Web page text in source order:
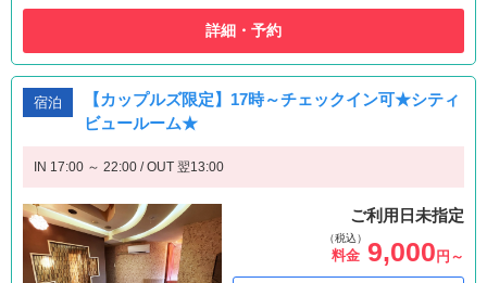
詳細・予約
宿泊
【カップルズ限定】17時～チェックイン可★シティ
ビュールーム★
IN 17:00 ～ 22:00 / OUT 翌13:00
ご利用日未指定
（税込）
料金 9,000 円～